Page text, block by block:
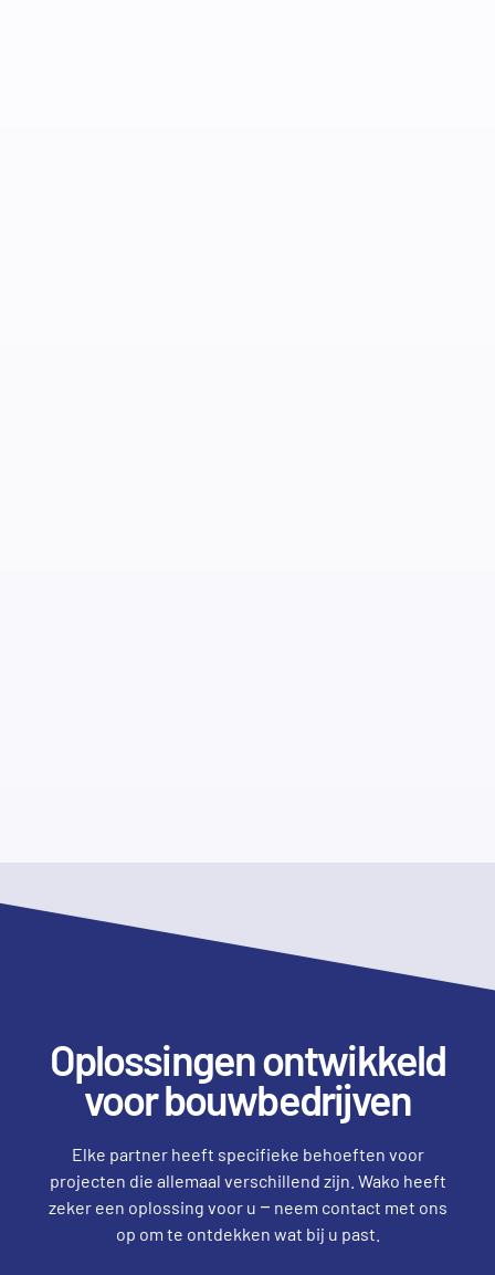
Oplossingen ontwikkeld
voor bouwbedrijven
Elke partner heeft specifieke behoeften voor
projecten die allemaal verschillend zijn. Wako heeft
zeker een oplossing voor u – neem contact met ons
op om te ontdekken wat bij u past.